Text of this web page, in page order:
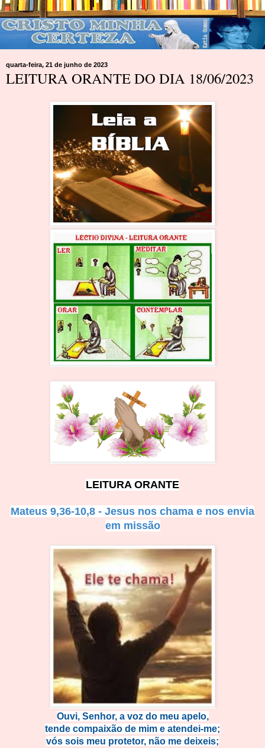
quarta-feira, 21 de junho de 2023
LEITURA ORANTE DO DIA 18/06/2023
LEITURA ORANTE
Mateus 9,36-10,8 - Jesus nos chama e nos envia
em missão
Ouvi, Senhor, a voz do meu apelo,
tende compaixão de mim e atendei-me;
vós sois meu protetor, não me deixeis;